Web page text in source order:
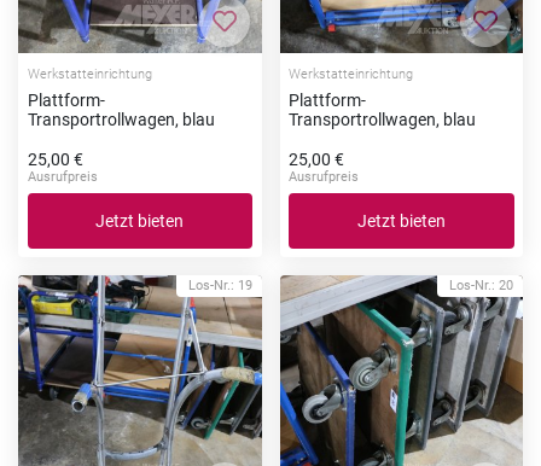
Zur Merkliste hinzufügen
Werkstatteinrichtung
Plattform-
Transportrollwagen, blau
25,00 €
Ausrufpreis
Jetzt bieten
Zur
Werkstatteinrichtung
Plattform-
Transportrollwagen, blau
25,00 €
Ausrufpreis
Jetzt bieten
Los-Nr.: 19 Los-Nr.: 20